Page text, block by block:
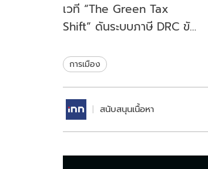
เวที “The Green Tax
Shift” ดันระบบภาษี DRC ขับ
ไทย
การเมือง
สนับสนุนเนื้อหา